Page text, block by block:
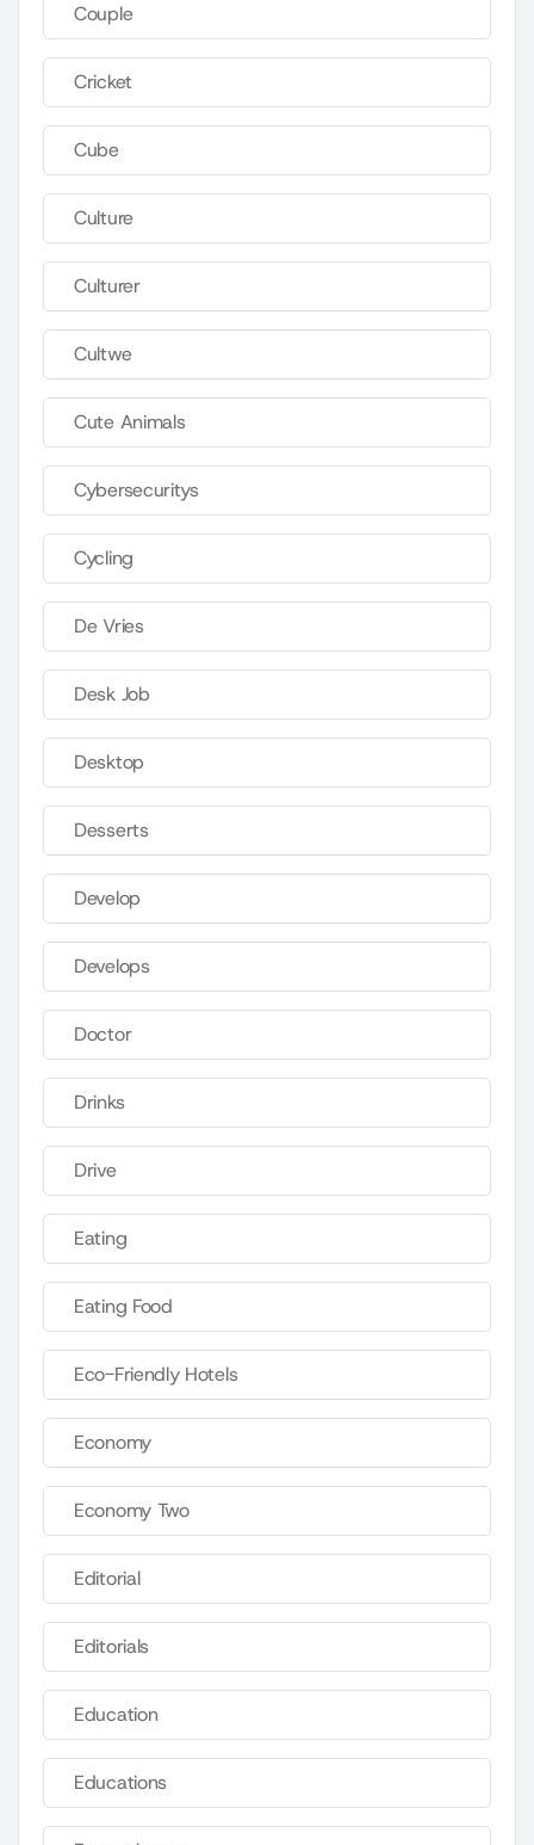
Couple
Cricket
Cube
Culture
Culturer
Cultwe
Cute Animals
Cybersecuritys
Cycling
De Vries
Desk Job
Desktop
Desserts
Develop
Develops
Doctor
Drinks
Drive
Eating
Eating Food
Eco-Friendly Hotels
Economy
Economy Two
Editorial
Editorials
Education
Educations